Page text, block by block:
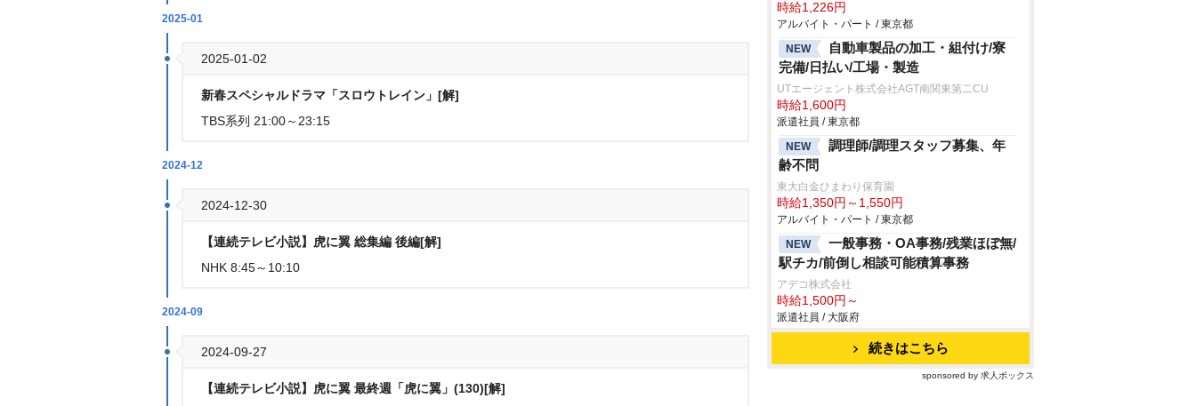
2025-01
2025-01-02
新春スペシャルドラマ「スロウトレイン」[解]
TBS系列 21:00～23:15
2024-12
2024-12-30
【連続テレビ小説】虎に翼 総集編 後編[解]
NHK 8:45～10:10
2024-09
2024-09-27
【連続テレビ小説】虎に翼 最終週「虎に翼」(130)[解]
時給1,226円
アルバイト・パート / 東京都
NEW
自動車製品の加工・組付け/寮
完備/日払い/工場・製造
UTエージェント株式会社AGT南関東第二CU
時給1,600円
派遣社員 / 東京都
NEW
調理師/調理スタッフ募集、年
齢不問
東大白金ひまわり保育園
時給1,350円～1,550円
アルバイト・パート / 東京都
NEW
一般事務・OA事務/残業ほぼ無/
駅チカ/前倒し相談可能積算事務
アデコ株式会社
時給1,500円～
派遣社員 / 大阪府
続きはこちら
sponsored by 求人ボックス